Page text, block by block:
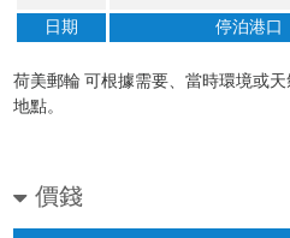
日期 停泊港口
荷美郵輪 可根據需要、當時環境或
地點。
價錢